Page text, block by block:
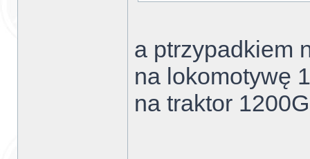
a ptrzypadkiem
na lokomotywę
na traktor